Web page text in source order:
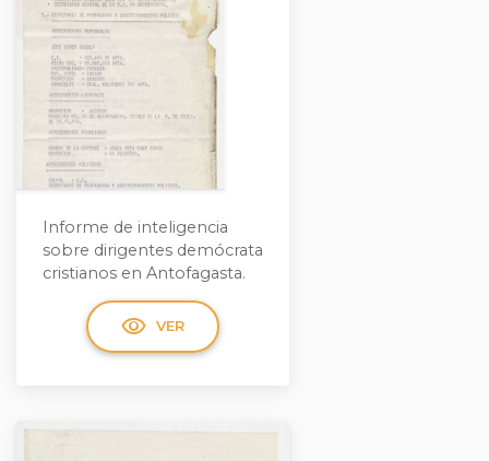
Informe de inteligencia
sobre dirigentes demócrata
cristianos en Antofagasta.
visibility VER